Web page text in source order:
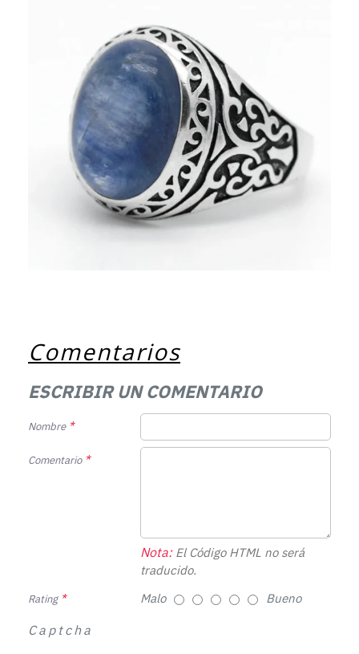
Comentarios
ESCRIBIR UN COMENTARIO
Nombre
Comentario
Nota:El Código HTML no será
traducido.
Rating Malo Bueno
Captcha